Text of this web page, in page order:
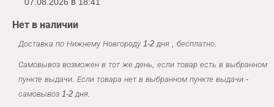
Нет в наличии
Доставка по Нижнему Новгороду 1-2 дня , бесплатно.
Самовывоз возможен в тот же день, если товар есть в выбранном
пункте выдачи. Если товара нет в выбранном пункте выдачи -
самовывоз 1-2 дня.